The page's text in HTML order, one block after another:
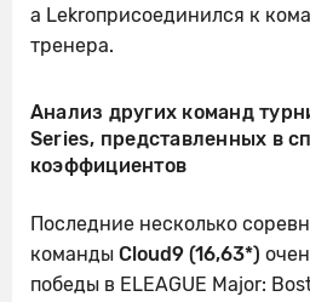
а Lekroприсоединился к
тренера.
Анализ других команд
Series, представленных в
коэффициентов
Последние несколько
команды Cloud9 (16,63*)
победы в ELEAGUE Major: